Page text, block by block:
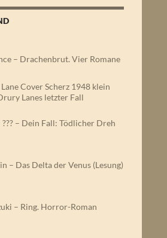
– Drachenbrut. Vier Romane
Lanes letzter Fall
– Dein Fall: Tödlicher Dreh
– Das Delta der Venus (Lesung)
– Ring. Horror-Roman